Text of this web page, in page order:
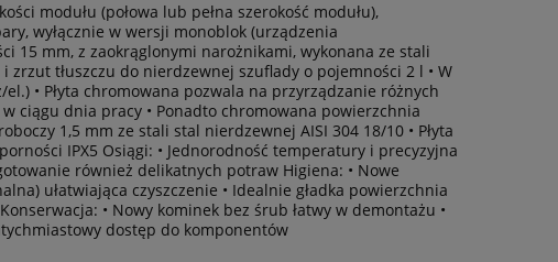
modułu (połowa lub pełna szerokość modułu),
wyłącznie w wersji monoblok (urządzenia
15 mm, z zaokrąglonymi narożnikami, wykonana ze stali
zrzut tłuszczu do nierdzewnej szuflady o pojemności 2 l • W
• Płyta chromowana pozwala na przyrządzanie różnych
ciągu dnia pracy • Ponadto chromowana powierzchnia
1,5 mm ze stali stal nierdzewnej AISI 304 18/10 • Płyta
IPX5 Osiągi: • Jednorodność temperatury i precyzyjna
również delikatnych potraw Higiena: • Nowe
ułatwiająca czyszczenie • Idealnie gładka powierzchnia
• Nowy kominek bez śrub łatwy w demontażu •
dostęp do komponentów